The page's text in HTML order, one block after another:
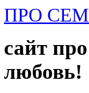
ПРО
сайт
любовь!